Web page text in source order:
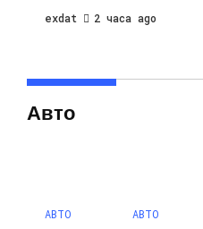
exdat 2 часа ago
Авто
АВТО АВТО